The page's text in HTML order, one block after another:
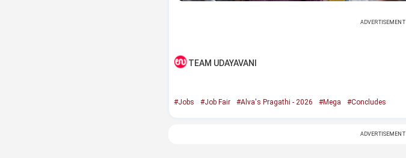
ADVERTISEMENT
TEAM UDAYAVANI
#Jobs #Job Fair #Alva's Pragathi - 2026 #Mega #Concludes
ADVERTISEMENT